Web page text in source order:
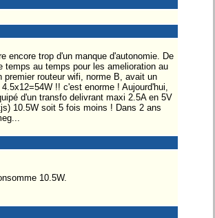
encore trop d'un manque d'autonomie. De
au temps pour les amelioration au
routeur wifi, norme B, avait un
!! c'est enorme ! Aujourd'hui,
d'un transfo delivrant maxi 2.5A en 5V
10.5W soit 5 fois moins ! Dans 2 ans
10.5W.